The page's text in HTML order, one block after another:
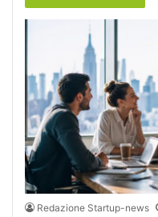
Redazione Startup-news